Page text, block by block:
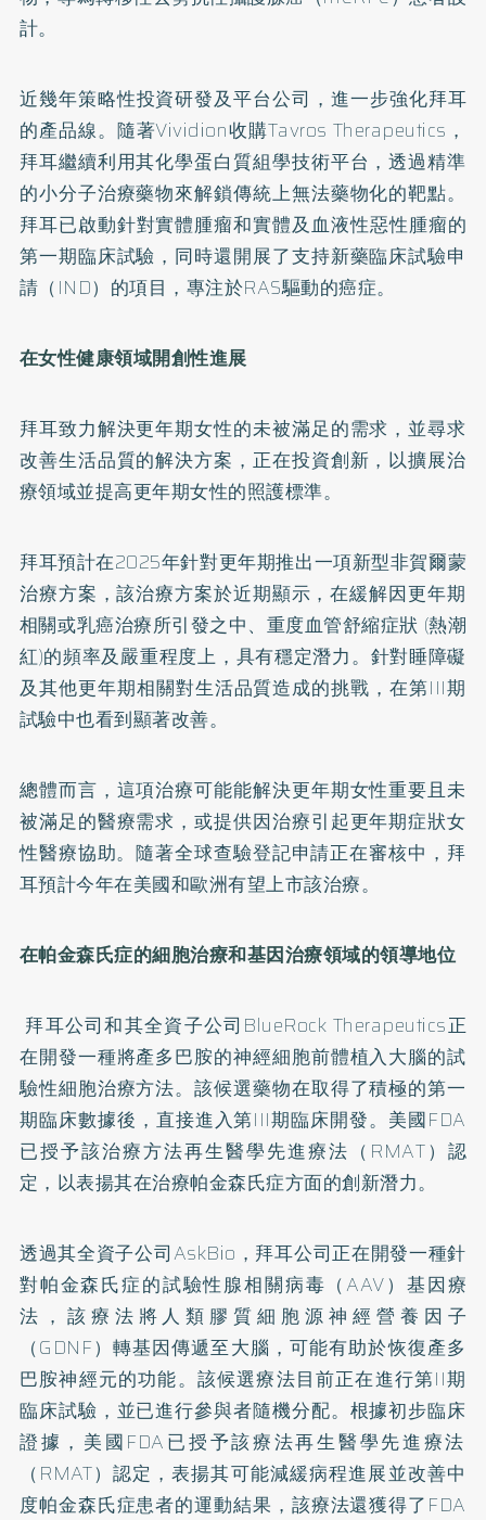
計。
近幾年策略性投資研發及平台公司，進一步強化拜耳
的產品線。隨著Vividion收購Tavros Therapeutics，
拜耳繼續利用其化學蛋白質組學技術平台，透過精準
的小分子治療藥物來解鎖傳統上無法藥物化的靶點。
拜耳已啟動針對實體腫瘤和實體及血液性惡性腫瘤的
第一期臨床試驗 ，同時還開展了支持新藥臨床試驗申
請（IND）的項目，專注於RAS驅動的癌症。
在女性健康領域開創性進展
拜耳致力解決更年期女性的未被滿足的需求，並尋求
改善生活品質的解決方案，正在投資創新， 以擴展治
療領域並提高更年期女性的照護標準。
拜耳預計在2025年針對更年期推出一項新型非賀爾蒙
治療方案，該治療方案於近期顯示，在緩解因更年期
相關或乳癌治療所引發之中、重度血管舒縮症狀 (熱潮
紅)的頻率及嚴重程度上，具有穩定潛力。 針對睡障礙
及其他更年期相關對生活品質造成的挑戰，在第III期
試驗中也看到顯著改善。
總體而言， 這項治療可能能解決更年期女性重要且未
被滿足的醫療需求，或提供因治療引起更年期症狀女
性醫療協助。隨著全球查驗登記申請正在審核中， 拜
耳預計今年在美國和歐洲有望上市該治療。
在帕金森氏症的細胞治療和基因治療領域的領導地位
拜耳公司和其全資子公司BlueRock Therapeutics正
在開發一種將產多巴胺的神經細胞前體植入大腦的試
驗性細胞治療方法。該候選藥物在取得了積極的第一
期臨床數據後，直接進入第III期臨床開發。美國FDA
已授予該治療方法再生醫學先進療法（RMAT）認
定，以表揚其在治療帕金森氏症方面的創新潛力。
透過其全資子公司AskBio， 拜耳公司正在開發一種針
對帕金森氏症的試驗性腺相關病毒（AAV）基因療
法，該療法將人類膠質細胞源神經營養因子
（GDNF） 轉基因傳遞至大腦，可能有助於恢復產多
巴胺神經元的功能。 該候選療法目前正在進行第II期
臨床試驗， 並已進行參與者隨機分配。根據初步臨床
證據，美國FDA已授予該療法再生醫學先進療法
（RMAT）認定，表揚其可能減緩病程進展並改善中
度帕金森氏症患者的運動結果， 該療法還獲得了FDA